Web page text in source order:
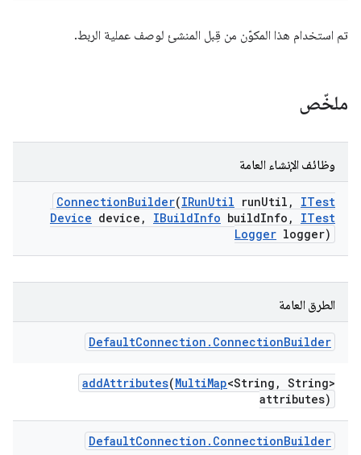
تم استخدام هذا المكوّن من قِبل المنشئ لوصف عملية الربط.
ملخّص
وظائف الإنشاء العامة
ConnectionBuilder(IRunUtil runUtil ,
ITest
Device device , IBuildInfo buildInfo ,
ITest
Logger logger)
الطرق العامة
DefaultConnection . ConnectionBuilder
addAttributes(MultiMap<String , String>
attributes)
DefaultConnection . ConnectionBuilder